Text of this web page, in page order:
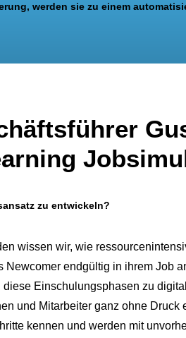
werden sie zu einem
zu entwickeln?
wissen wir, wie
Newcomer endgültig in ihrem Job
Einschulungsphasen zu
und Mitarbeiter ganz ohne Druck
kennen und werden mit